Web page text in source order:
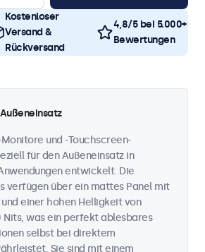
Kostenloser
Versand &
Rückversand
4,8/5 bei 5.000+
Bewertungen
und -Touchscreen-
für den Außeneinsatz in
entwickelt. Die
verfügen über ein mattes Panel mit
einer hohen Helligkeit von
Nits, was ein perfekt ablesbares
selbst bei direktem
Sie sind mit einem